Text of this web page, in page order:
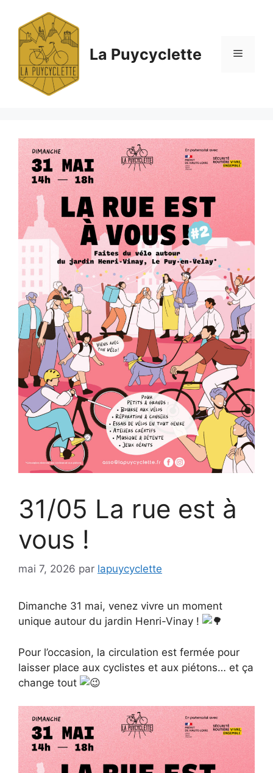
contenu
La Puycyclette Menu
31/05 La rue est à
vous !
mai 7, 2026 par lapuycyclette
Dimanche 31 mai, venez vivre un moment
unique autour du jardin Henri-Vinay !
Pour l’occasion, la circulation est fermée pour
laisser place aux cyclistes et aux piétons… et ça
change tout